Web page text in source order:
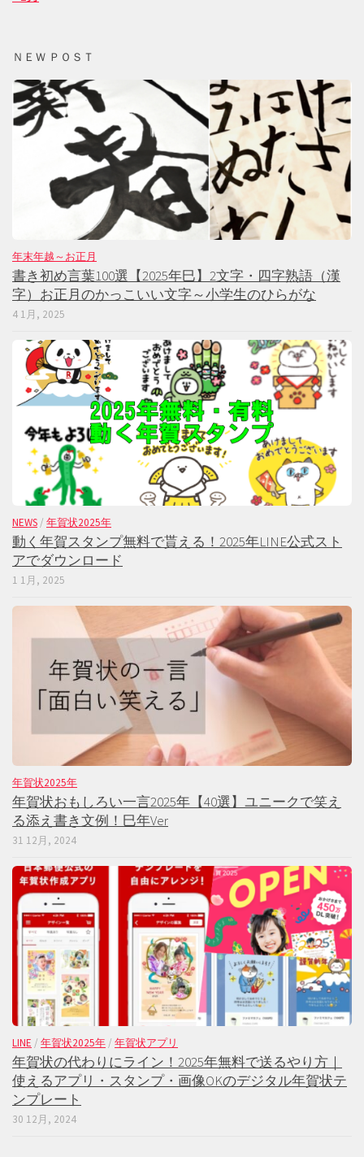
ＮＥＷ ＰＯＳＴ
年末年越～お正月
書き初め言葉100選【2025年巳】2文字・四字熟語（漢
字）お正月のかっこいい文字～小学生のひらがな
4 1月, 2025
NEWS / 年賀状2025年
動く年賀スタンプ無料で貰える！2025年LINE公式スト
アでダウンロード
1 1月, 2025
年賀状2025年
年賀状おもしろい一言2025年【40選】ユニークで笑え
る添え書き文例！巳年Ver
31 12月, 2024
LINE / 年賀状2025年 / 年賀状アプリ
年賀状の代わりにライン！2025年無料で送るやり方｜
使えるアプリ・スタンプ・画像OKのデジタル年賀状テ
ンプレート
30 12月, 2024